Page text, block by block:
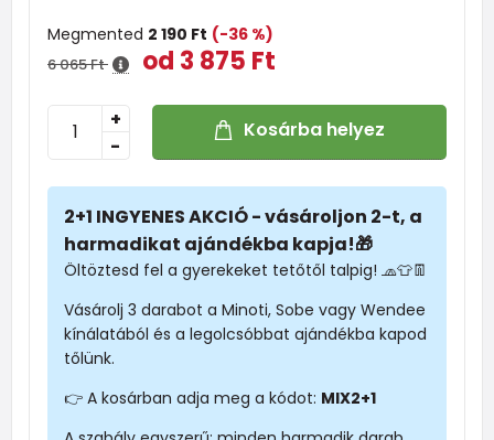
Megmented 2 190 Ft (-36 %)
6 065 Ft od 3 875 Ft
-
+ Kosárba helyez
2+1 INGYENES AKCIÓ - vásároljon 2-t, a
harmadikat ajándékba kapja!🎁
Öltöztesd fel a gyerekeket tetőtől talpig! 🧢👕👖
Vásárolj 3 darabot a Minoti, Sobe vagy Wendee
kínálatából és a legolcsóbbat ajándékba kapod
tőlünk.
👉 A kosárban adja meg a kódot: MIX2+1